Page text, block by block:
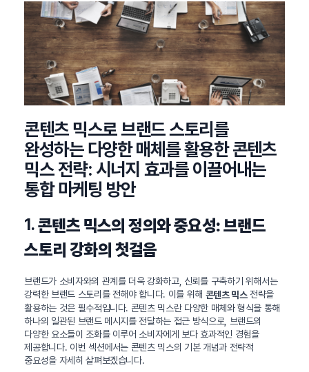
CONTACT
정부지원사업
콘텐츠 믹스로 브랜드 스토리를
완성하는 다양한 매체를 활용한 콘텐츠
믹스 전략: 시너지 효과를 이끌어내는
통합 마케팅 방안
1.콘텐츠 믹스의 정의와 중요성: 브랜드
스토리 강화의 첫걸음
브랜드가 소비자와의 관계를 더욱 강화하고, 신뢰를 구축하기 위해서는
강력한 브랜드 스토리를 전해야 합니다. 이를 위해 콘텐츠 믹스전략을
활용하는 것은 필수적입니다. 콘텐츠 믹스란 다양한 매체와 형식을 통해
하나의 일관된 브랜드 메시지를 전달하는 접근 방식으로, 브랜드의
다양한 요소들이 조화를 이루어 소비자에게 보다 효과적인 경험을
제공합니다. 이번 섹션에서는 콘텐츠 믹스의 기본 개념과 전략적
중요성을 자세히 살펴보겠습니다.